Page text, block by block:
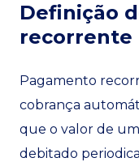
Definição
recorrente
Pagamento
cobrança
que o valor de
debitado